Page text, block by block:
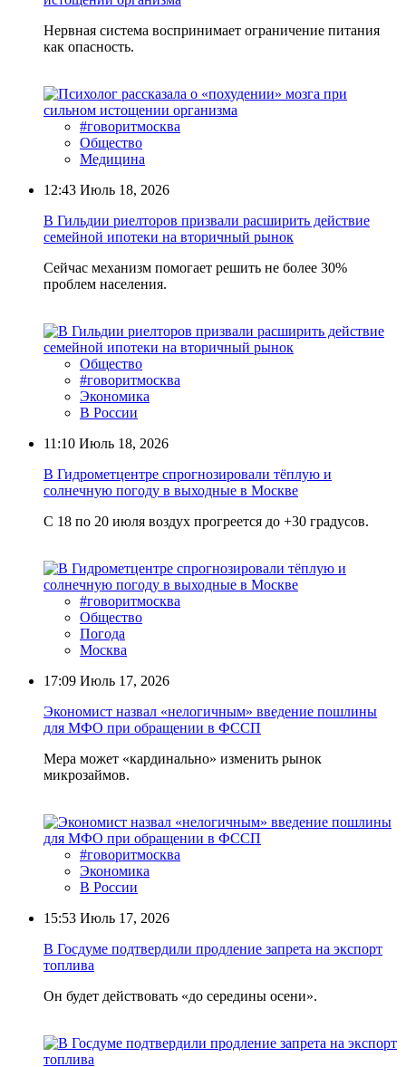
Нервная система воспринимает ограничение питания
как опасность.
#говоритмосква
Общество
Медицина
12:43 Июль 18, 2026
В Гильдии риелторов призвали расширить действие
семейной ипотеки на вторичный рынок
Сейчас механизм помогает решить не более 30%
проблем населения.
Общество
#говоритмосква
Экономика
В России
11:10 Июль 18, 2026
В Гидрометцентре спрогнозировали тёплую и
солнечную погоду в выходные в Москве
С 18 по 20 июля воздух прогреется до +30 градусов.
#говоритмосква
Общество
Погода
Москва
17:09 Июль 17, 2026
Экономист назвал «нелогичным» введение пошлины
для МФО при обращении в ФССП
Мера может «кардинально» изменить рынок
микрозаймов.
#говоритмосква
Экономика
В России
15:53 Июль 17, 2026
В Госдуме подтвердили продление запрета на экспорт
топлива
Он будет действовать «до середины осени».